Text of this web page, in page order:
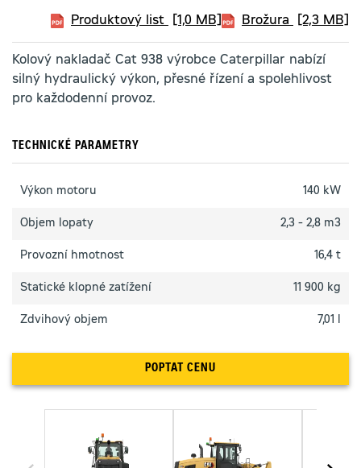
Produktový list [1,0 MB] Brožura [2,3 MB]
Kolový nakladač Cat 938 výrobce Caterpillar nabízí
silný hydraulický výkon, přesné řízení a spolehlivost
pro každodenní provoz.
TECHNICKÉ PARAMETRY
Výkon motoru 140 kW
Objem lopaty 2,3 - 2,8 m3
Provozní hmotnost 16,4 t
Statické klopné zatížení 11 900 kg
Zdvihový objem 7,01 l
POPTAT CENU